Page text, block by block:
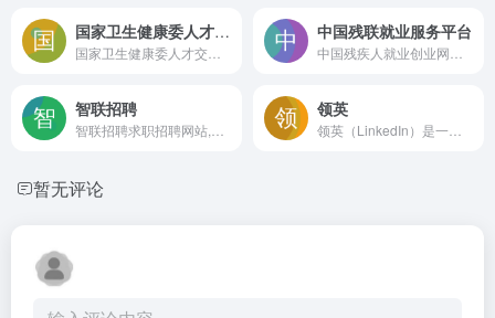
国家卫生健康委人才交流服务中心 中国残联就业服务平台
智联招聘 领英
暂无评论